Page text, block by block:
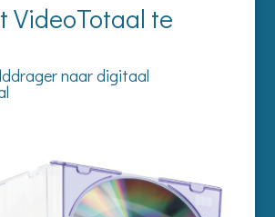
VideoTotaal te
naar digitaal